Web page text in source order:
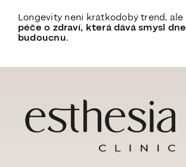
Longevity není krátkodobý trend, ale
péče o zdraví, která dává smysl
budoucnu.